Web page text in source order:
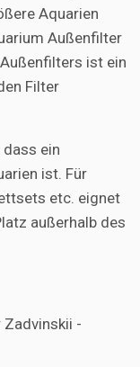
Aquarien
Außenfilter
ist ein
Filter
ein
ist. Für
etc. eignet
außerhalb des
-